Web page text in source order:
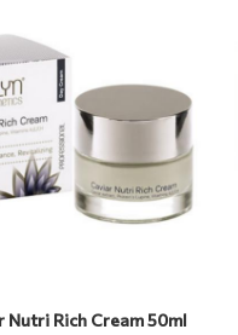
Nutri Rich Cream 50ml